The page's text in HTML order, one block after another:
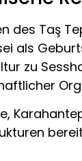
des Taş
als
zu